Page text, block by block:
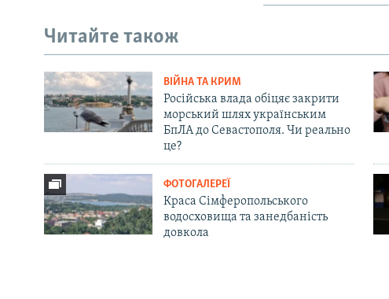
Читайте також
ВІЙНА ТА КРИМ
Російська влада обіцяє закрити
морський шлях українським
БпЛА до Севастополя. Чи реально
це?
ФОТОГАЛЕРЕЇ
Краса Сімферопольського
водосховища та занедбаність
довкола